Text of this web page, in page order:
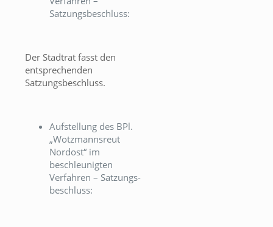
Satzungsbeschluss:
Der Stadtrat fasst den
entsprechenden
Satzungsbeschluss.
Aufstellung des BPl.
„Wotzmannsreut
Nordost“ im
beschleunigten
Verfahren – Satzungs-
beschluss: